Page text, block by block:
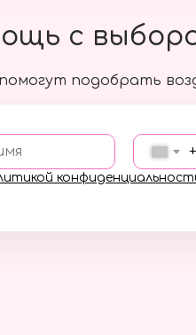
подобрать
с